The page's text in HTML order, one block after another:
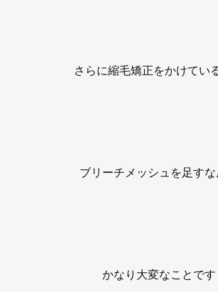
さらに縮毛矯正をかけてい
ブリーチメッシュを足すな
かなり大変なことです